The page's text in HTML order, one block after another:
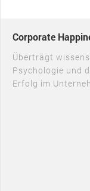
Corporate
Überträgt
Psychologie und
Erfolg im